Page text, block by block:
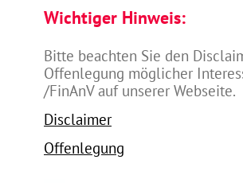
Wichtiger Hinweis:
Bitte beachten Sie den
Offenlegung möglicher
/FinAnV auf unserer Webseite.
Disclaimer
Offenlegung